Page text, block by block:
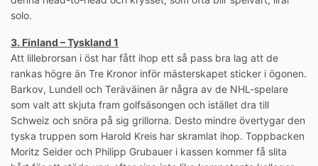
solo.
3. Finland – Tyskland 1
Att lillebrorsan i öst har fått ihop ett så pass bra lag att de
rankas högre än Tre Kronor inför mästerskapet sticker i ögonen.
Barkov, Lundell och Teräväinen är några av de NHL-spelare
som valt att skjuta fram golfsäsongen och istället dra till
Schweiz och snöra på sig grillorna. Desto mindre övertygar den
tyska truppen som Harold Kreis har skramlat ihop. Toppbacken
Moritz Seider och Philipp Grubauer i kassen kommer få slita